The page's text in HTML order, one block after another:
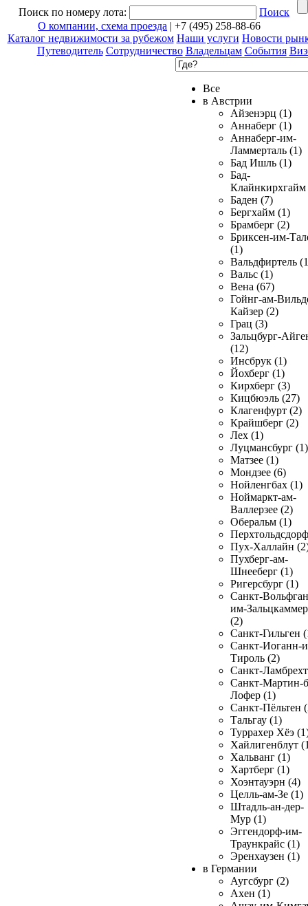
Поиск по номеру лота:
Поиск
О компании, схема проезда | +7 (495) 258-88-66
Каталог недвижимости за рубежом Наши услуги Новости
Путеводитель Сотрудничество Владельцам События
Все
в Австрии
Айзенэрц (1)
Аннаберг (1)
Аннаберг-им-
Ламмерталь (1)
Бад Ишль (1)
Бад-
Клайнкирхгайм
Баден (7)
Бергхайм (1)
Брамберг (2)
Бриксен-им-
(1)
Вальдфиртель
Вальс (1)
Вена (67)
Гойнг-ам-
Кайзер (2)
Грац (3)
Зальцбург-
(12)
Инсбрук (1)
Йохберг (1)
Кирхберг (3)
Кицбюэль (27)
Клагенфурт (2)
Крайшберг (2)
Лех (1)
Луцмансбург (1)
Матзее (1)
Мондзее (6)
Нойленгбах (1)
Ноймаркт-ам-
Валлерзее (2)
Оберальм (1)
Пух-Халлайн
Пухберг-ам-
Шнееберг (1)
Ригерсбург (1)
Санкт-
им-
(2)
Санкт-Гильген
Санкт-Иоганн-
Тироль (2)
Санкт-
Санкт-Мартин-
Лофер (1)
Санкт-Пёльтен
Тальгау (1)
Туррахер Хёэ
Хайлигенблут
Хальванг (1)
Хартберг (1)
Хоэнтауэрн (4)
Целль-ам-Зе (1)
Штадль-ан-дер-
Мур (1)
Эггендорф-им-
Траункрайс (1)
Эренхаузен (1)
в Германии
Аугсбург (2)
Ахен (1)